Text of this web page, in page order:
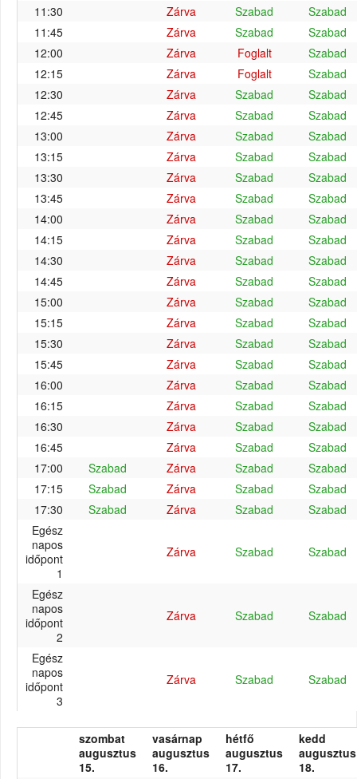
11:30
Zárva Szabad
Szabad
11:45
Zárva Szabad
Szabad
12:00
Zárva Foglalt
Szabad
12:15
Zárva Foglalt
Szabad
12:30
Zárva Szabad
Szabad
12:45
Zárva Szabad
Szabad
13:00
Zárva Szabad
Szabad
13:15
Zárva Szabad
Szabad
13:30
Zárva Szabad
Szabad
13:45
Zárva Szabad
Szabad
14:00
Zárva Szabad
Szabad
14:15
Zárva Szabad
Szabad
14:30
Zárva Szabad
Szabad
14:45
Zárva Szabad
Szabad
15:00
Zárva Szabad
Szabad
15:15
Zárva Szabad
Szabad
15:30
Zárva Szabad
Szabad
15:45
Zárva Szabad
Szabad
16:00
Zárva Szabad
Szabad
16:15
Zárva Szabad
Szabad
16:30
Zárva Szabad
Szabad
16:45
Zárva Szabad
Szabad
17:00
Szabad Zárva Szabad
Szabad
17:15
Szabad Zárva Szabad
Szabad
17:30
Szabad Zárva Szabad
Szabad
Egész
napos
időpont
1
Zárva Szabad Szabad
Egész
napos
időpont
2
Zárva Szabad Szabad
Egész
napos
időpont
3
Zárva Szabad Szabad
szombat
augusztus
15.
vasárnap
augusztus
16.
hétfő
augusztus
17.
kedd
augusztus
18.